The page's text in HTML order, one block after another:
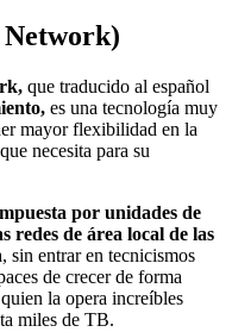
Network)
que traducido al español
es una tecnología muy
mayor flexibilidad en la
necesita para su
por unidades de
redes de área local de las
sin entrar en tecnicismos
de crecer de forma
la opera increíbles
miles de TB.